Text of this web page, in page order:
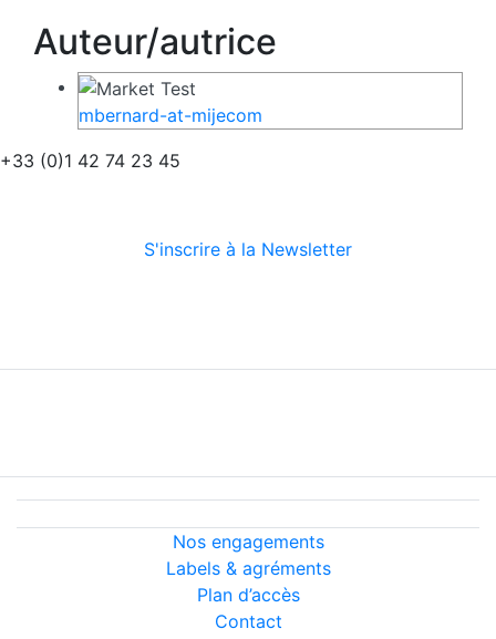
Auteur/autrice
mbernard-at-mijecom
+33 (0)1 42 74 23 45
S'inscrire à la Newsletter
Nos engagements
Labels & agréments
Plan d’accès
Contact